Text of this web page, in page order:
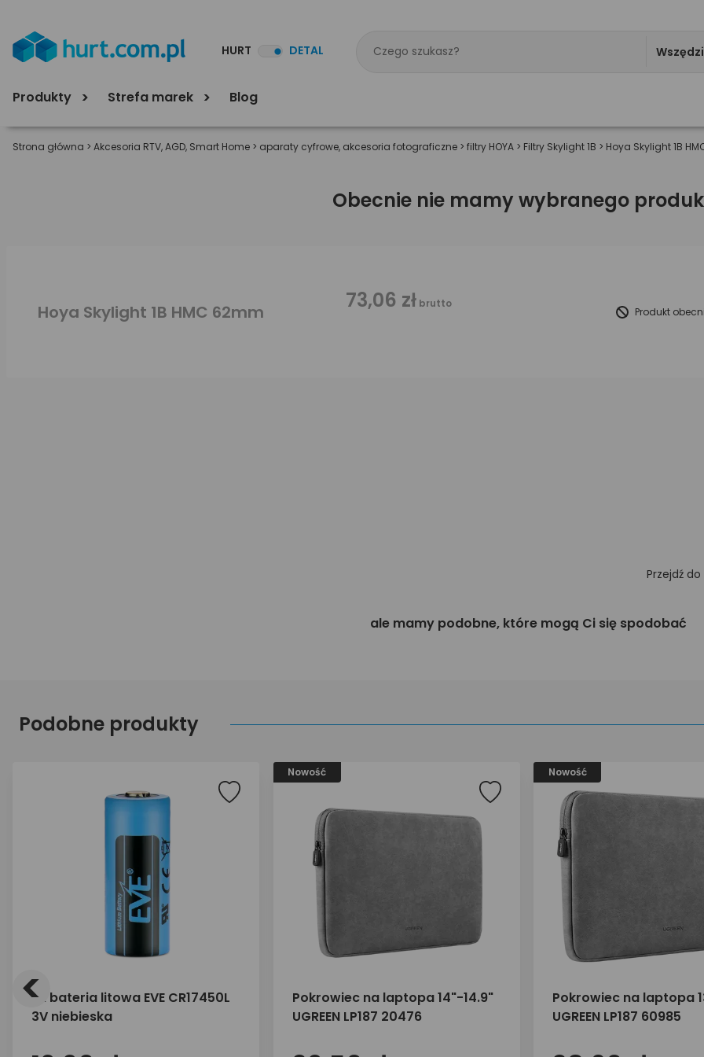
HURT DETAL
Produkty Strefa marek Blog
Strona główna > Akcesoria RTV, AGD, Smart Home > aparaty cyfrowe, akcesoria fotograficzne > filtry HOYA > Filtry Skylight 1B > Hoya Skylight 1B
Obecnie nie mamy wybranego
Hoya Skylight 1B HMC 62mm 73,06 zł brutto
Produkt
Przejdź do
ale mamy podobne, które mogą Ci się spodobać
Podobne produkty
1 x bateria litowa EVE CR17450L
3V niebieska
Nowość
Pokrowiec na laptopa 14"-14.9"
UGREEN LP187 20476
Nowość
Pokrowiec na laptopa
UGREEN LP187 60985
<